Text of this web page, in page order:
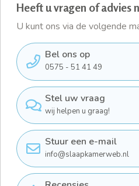
Heeft u vragen of advies
U kunt ons via de volgende
Bel ons op
0575 - 51 41 49
Stel uw vraag
wij helpen u graag!
Stuur een e-mail
info@slaapkamerweb.nl